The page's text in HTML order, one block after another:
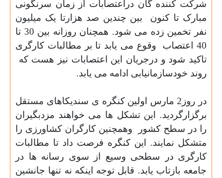
شرکت کننده گان دراعتصابات از
زمان سرنگونی
مبارک تا کنون
بین چندین صد هزارتا یک میلیون
نفر تخمین زده می شود. همچنان روزانه بین 30 تا
40 اعتصاب
وقوع می یابد تا بر مطالبات کارگری
تاکید شود و درجریان این اعتصابات نیز هست که
روند خودسازمانیابی ادامه می یابد.
در روز2 مارس اولین کنگره ی سندیکاهای مستقل
برگزارگردید. این تشکل ها می خواهند مزدبگیران
را در سطح کشور
وهمچنین کارگران کشاورزی را
متشکل نمایند. این کنگره فرصت داد تا مطالبات
کارگری در سطحی وسیع از سوی رسانه ها در
جامعه بازتاب یابد. قابل توجه اینکه نه تنها جانشین